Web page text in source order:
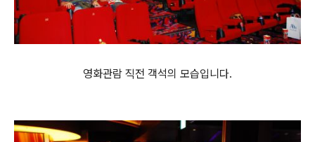
영화관람 직전 객석의 모습입니다.